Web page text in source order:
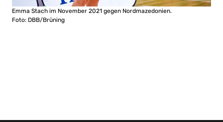
Emma Stach im November 2021 gegen Nordmazedonien.
Foto: DBB/Brüning